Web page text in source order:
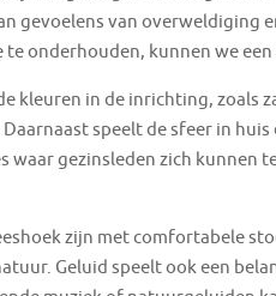
gevoelens van overweldiging
onderhouden, kunnen we
kleuren in de inrichting,
speelt de sfeer in
waar gezinsleden zich
zijn met comfortabele
Geluid speelt ook een